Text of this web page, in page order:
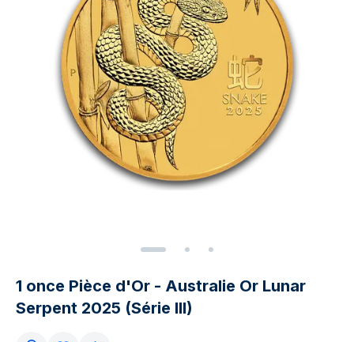
1 once Pièce d'Or - Australie Or Lunar
Serpent 2025 (Série III)